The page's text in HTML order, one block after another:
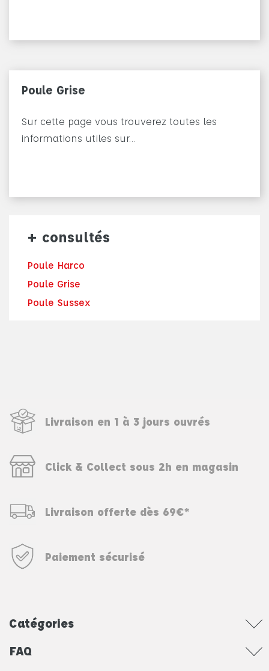
Poule Grise
Sur cette page vous trouverez toutes les
informations utiles sur…
+ consultés
Poule Harco
Poule Grise
Poule Sussex
Livraison en 1 à 3 jours ouvrés
Click & Collect sous 2h en magasin
Livraison offerte dès 69€*
Paiement sécurisé
Catégories
FAQ